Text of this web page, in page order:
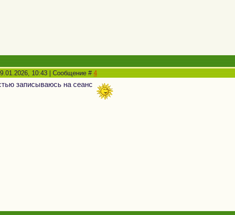
10:43 | Сообщение # 4
записываюсь на сеанс